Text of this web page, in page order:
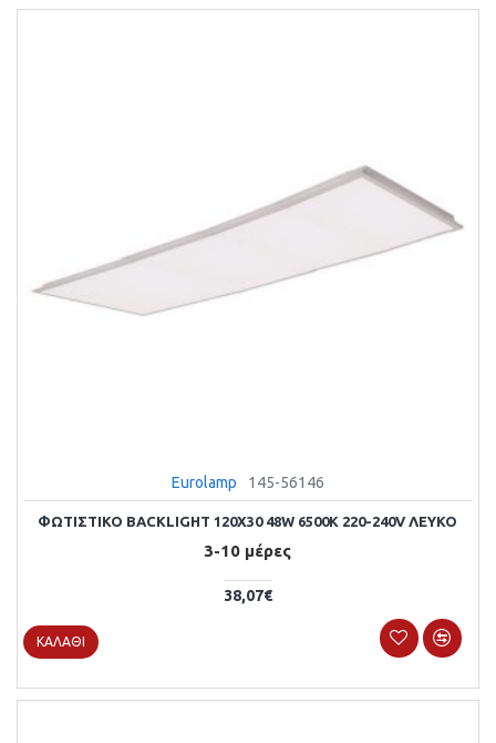
Eurolamp 145-56146
ΦΩΤΙΣΤΙΚΟ BACKLIGΗΤ 120X30 48W 6500Κ 220-240V ΛΕΥΚΟ
3-10 μέρες
38,07€
ΚΑΛΆΘΙ